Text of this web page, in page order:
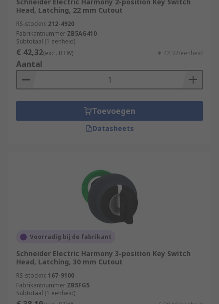
Head, Latching, 22 mm Cutout
RS-stocknr. 212-4920
Fabrikantnummer ZB5AG410
Subtotaal (1 eenheid)
€ 42,32(excl. BTW) € 42,32/eenheid
Aantal
Toevoegen
Datasheets
Voorradig bij de fabrikant
Schneider Electric Harmony 3-position Key Switch
Head, Latching, 30 mm Cutout
RS-stocknr. 167-9100
Fabrikantnummer ZB5FG5
Subtotaal (1 eenheid)